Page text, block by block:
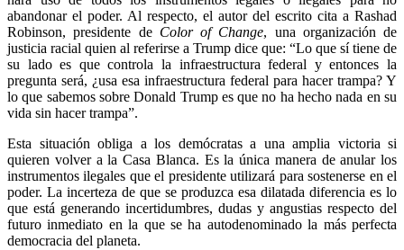
abandonar el poder. Al respecto, el autor del escrito cita a Rashad
Robinson, presidente de Color of Change, una organización de
justicia racial quien al referirse a Trump dice que: “Lo que sí tiene de
su lado es que controla la infraestructura federal y entonces la
pregunta será, ¿usa esa infraestructura federal para hacer trampa? Y
lo que sabemos sobre Donald Trump es que no ha hecho nada en su
vida sin hacer trampa”.
Esta situación obliga a los demócratas a una amplia victoria si
quieren volver a la Casa Blanca. Es la única manera de anular los
instrumentos ilegales que el presidente utilizará para sostenerse en el
poder. La incerteza de que se produzca esa dilatada diferencia es lo
que está generando incertidumbres, dudas y angustias respecto del
futuro inmediato en la que se ha autodenominado la más perfecta
democracia del planeta.